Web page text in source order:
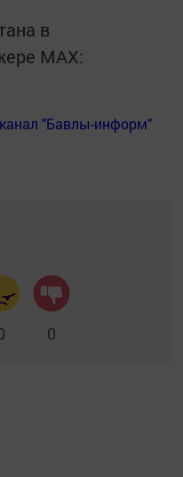
в
MАХ:
"Бавлы-информ"
0